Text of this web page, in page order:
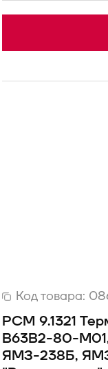
Код товара:
РСМ 9.1321
B63B2-80-
ЯМЗ-238Б,